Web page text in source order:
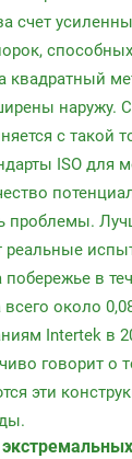
счет
квадратный
наружу.
с такой
ISO для
проблемы.
реальные
в
всего около
Intertek в
говорит о
эти